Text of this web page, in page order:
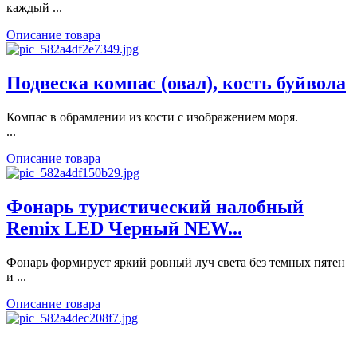
каждый ...
Описание товара
Подвеска компас (овал), кость буйвола
Компас в обрамлении из кости с изображением моря.
...
Описание товара
Фонарь туристический налобный
Remix LED Черный NEW...
Фонарь формирует яркий ровный луч света без темных пятен
и ...
Описание товара